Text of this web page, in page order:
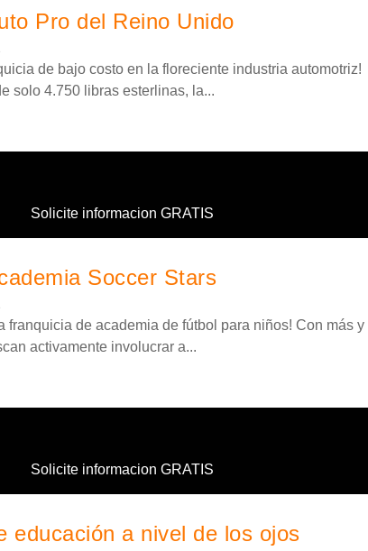
Pro del Reino Unido
de bajo costo en la floreciente industria automotriz!
solo 4.750 libras esterlinas, la...
Solicite informacion GRATIS
Soccer Stars
franquicia de academia de fútbol para niños! Con más y
activamente involucrar a...
Solicite informacion GRATIS
educación a nivel de los ojos